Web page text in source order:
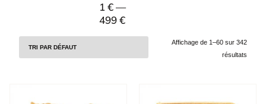
1 €—
499 €
Affichage de 1–60 sur 342
résultats